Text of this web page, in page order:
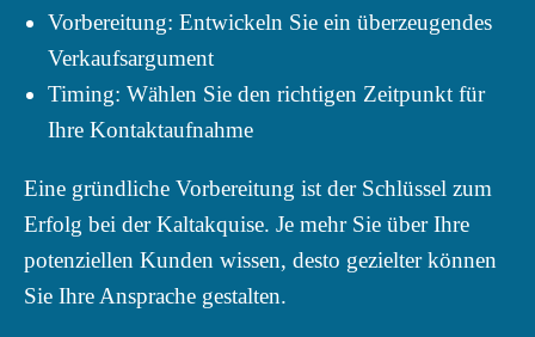
Vorbereitung: Entwickeln Sie ein überzeugendes
Verkaufsargument
Timing: Wählen Sie den richtigen Zeitpunkt für
Ihre Kontaktaufnahme
Eine gründliche Vorbereitung ist der Schlüssel zum
Erfolg bei der Kaltakquise. Je mehr Sie über Ihre
potenziellen Kunden wissen, desto gezielter können
Sie Ihre Ansprache gestalten.